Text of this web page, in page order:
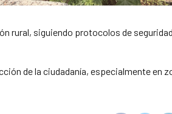
rural, siguiendo protocolos de
de la ciudadanía, especialmente en